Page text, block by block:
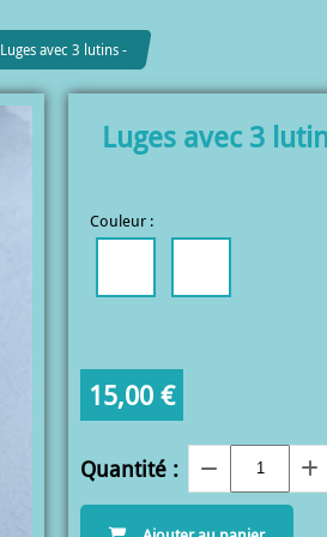
Luges avec 3 lutins -
Luges avec 3
Couleur :
15,00 €
Quantité :